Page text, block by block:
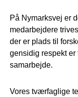
På Nymarksvej er
medarbejdere
der er plads til
gensidig respekt er
samarbejde.
Vores tværfaglige